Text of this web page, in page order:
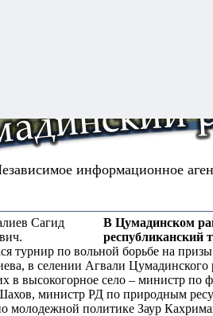
информационное
В Цумадинском
республиканский
турнир по вольной борьбе на
в селении Агвали Цумадинского
в высокогорное село – министр по
министр РД по природным
молодежной политике Заур